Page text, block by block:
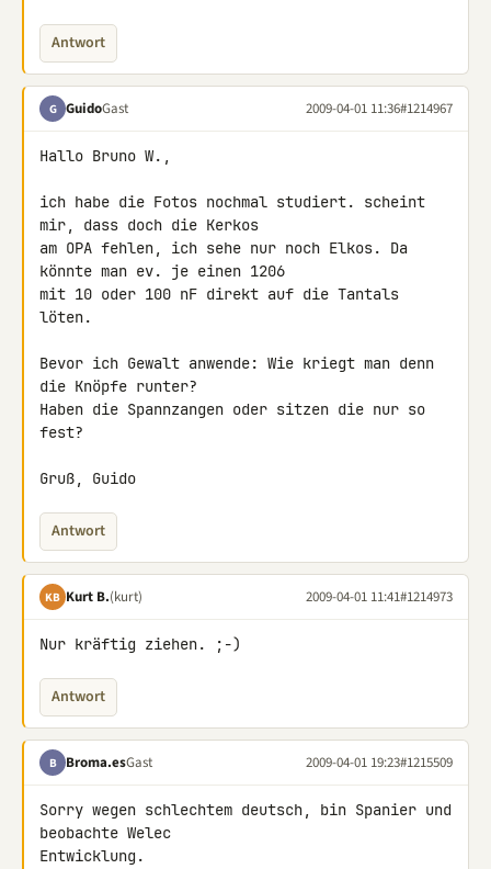
Antwort
G GuidoGast 2009-04-01 11:36#1214967
Hallo Bruno W.,
ich habe die Fotos nochmal studiert. scheint
mir, dass doch die Kerkos
am OPA fehlen, ich sehe nur noch Elkos. Da
könnte man ev. je einen 1206
mit 10 oder 100 nF direkt auf die Tantals
löten.
Bevor ich Gewalt anwende: Wie kriegt man denn
die Knöpfe runter?
Haben die Spannzangen oder sitzen die nur so
fest?
Gruß, Guido
Antwort
KB Kurt B.(kurt) 2009-04-01 11:41#1214973
Nur kräftig ziehen. ;-)
Antwort
B Broma.esGast 2009-04-01 19:23#1215509
Sorry wegen schlechtem deutsch, bin Spanier und
beobachte Welec
Entwicklung.